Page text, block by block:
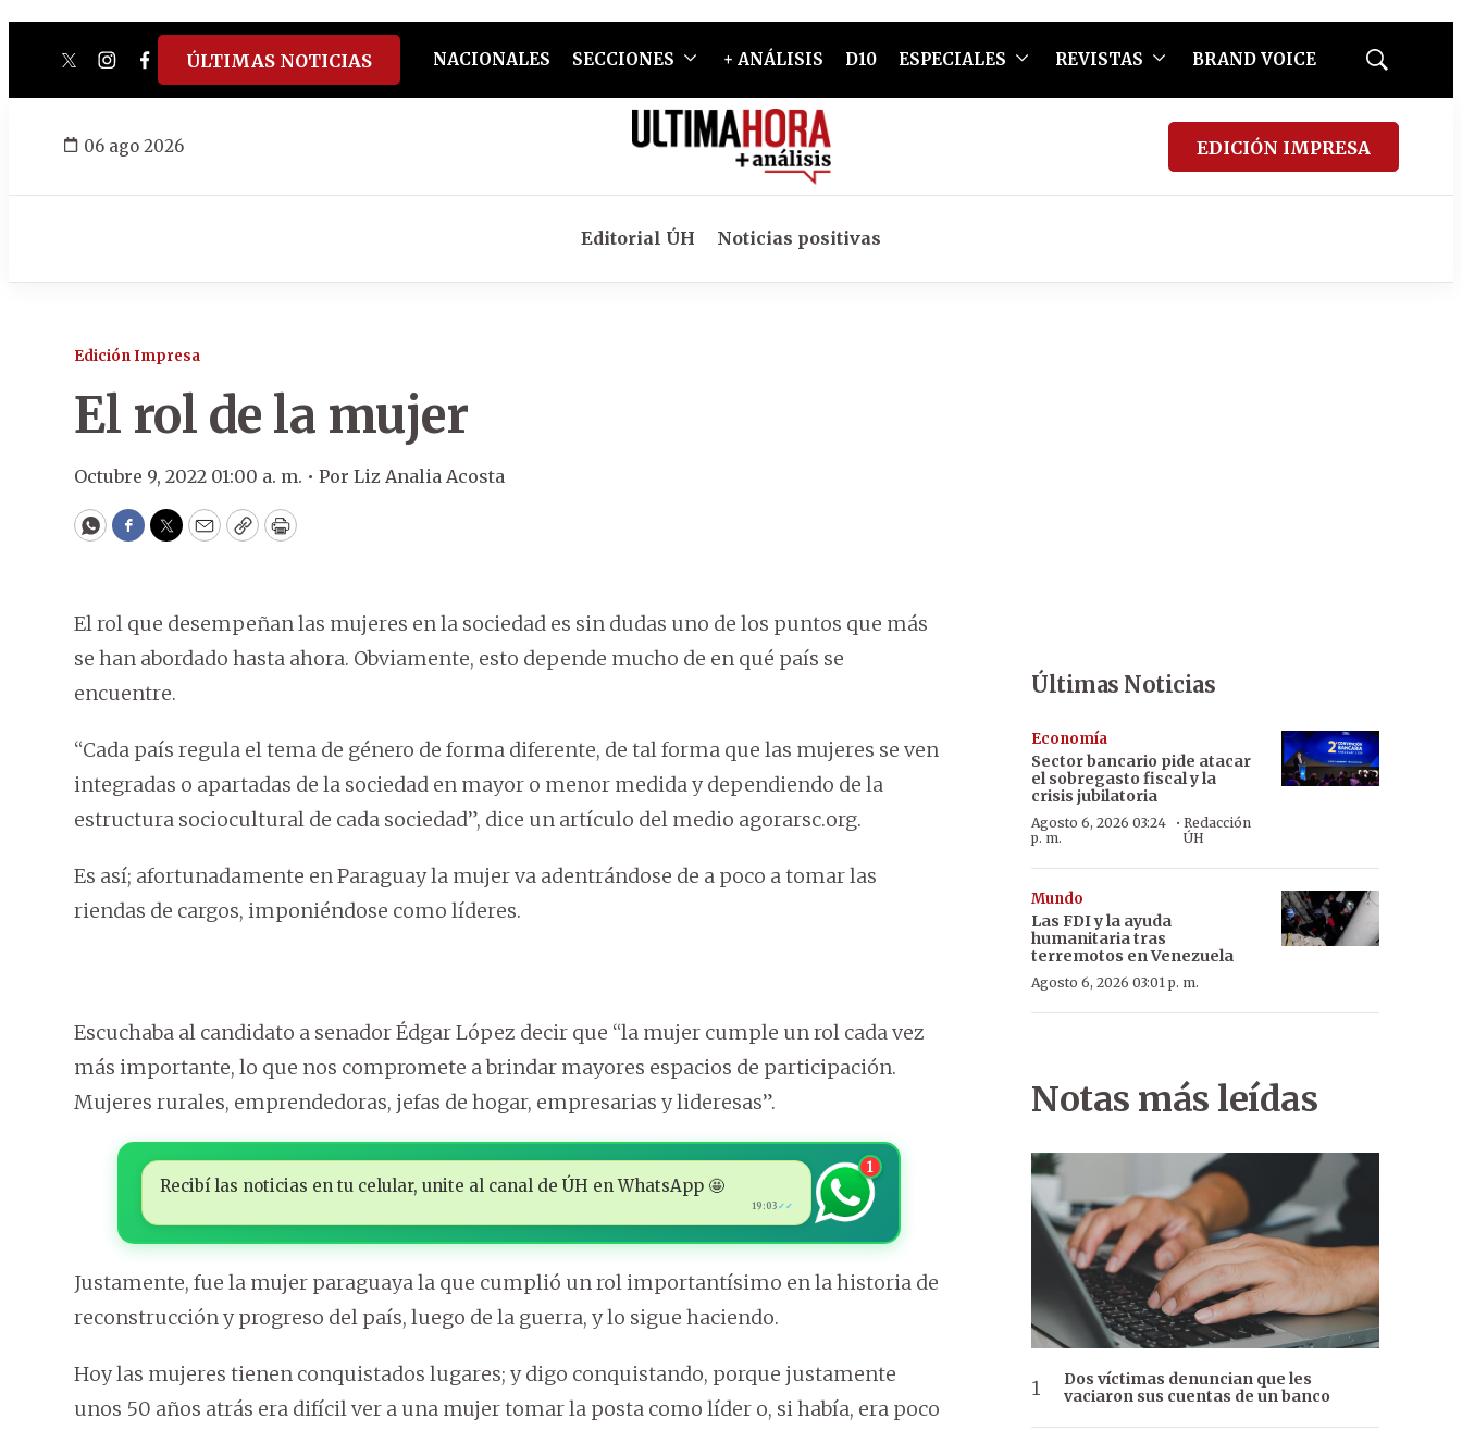
twitterinstagram
facebook
tiktokyoutube
spotify
ÚLTIMAS NOTICIAS NACIONALES SECCIONES + ANÁLISIS D10 ESPECIALES REVISTAS BRAND VOICE
Mostrar
06 ago 2026 EDICIÓN IMPRESA
Editorial ÚH Noticias positivas
Edición Impresa
El rol de la mujer
Octubre 9, 2022 01:00 a. m. • Por Liz Analia Acosta
WhatsApp
Facebook
Twitter
EmailCopyPrint
El rol que desempeñan las mujeres en la sociedad es sin dudas uno de los puntos que más
se han abordado hasta ahora. Obviamente, esto depende mucho de en qué país se
encuentre.
“Cada país regula el tema de género de forma diferente, de tal forma que las mujeres se ven
integradas o apartadas de la sociedad en mayor o menor medida y dependiendo de la
estructura sociocultural de cada sociedad”, dice un artículo del medio agorarsc.org.
Es así; afortunadamente en Paraguay la mujer va adentrándose de a poco a tomar las
riendas de cargos, imponiéndose como líderes.
Escuchaba al candidato a senador Édgar López decir que “la mujer cumple un rol cada vez
más importante, lo que nos compromete a brindar mayores espacios de participación.
Mujeres rurales, emprendedoras, jefas de hogar, empresarias y lideresas”.
Recibí las noticias en tu celular, unite al canal de ÚH en WhatsApp 🤩
19:03 ✓✓
1
Justamente, fue la mujer paraguaya la que cumplió un rol importantísimo en la historia de
reconstrucción y progreso del país, luego de la guerra, y lo sigue haciendo.
Hoy las mujeres tienen conquistados lugares; y digo conquistando, porque justamente
unos 50 años atrás era difícil ver a una mujer tomar la posta como líder o, si había, era poco
Últimas Noticias
Economía
Sector bancario pide atacar
el sobregasto fiscal y la
crisis jubilatoria
Agosto 6, 2026 03:24
p. m.
· Redacción
ÚH
Mundo
Las FDI y la ayuda
humanitaria tras
terremotos en Venezuela
Agosto 6, 2026 03:01 p. m.
Notas más leídas
Dos víctimas denuncian que les
vaciaron sus cuentas de un banco